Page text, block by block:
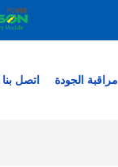
مراقبة الجودة اتصل بنا